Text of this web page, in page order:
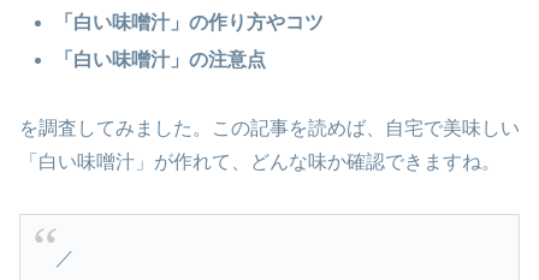
「白い味噌汁」の作り方やコツ
「白い味噌汁」の注意点
を調査してみました。この記事を読めば、自宅で美味しい
「白い味噌汁」が作れて、どんな味か確認できますね。
／